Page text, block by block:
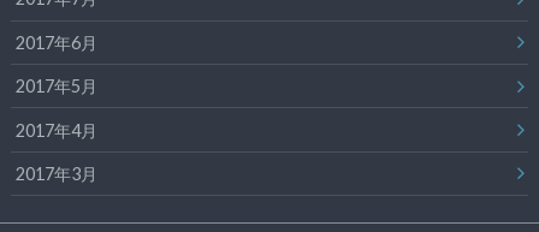
2017年6月
2017年5月
2017年4月
2017年3月